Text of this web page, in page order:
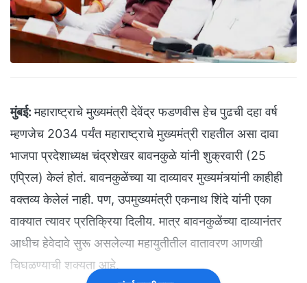
मुंबई: महाराष्ट्राचे मुख्यमंत्री देवेंद्र फडणवीस हेच पुढची दहा वर्ष
म्हणजेच 2034 पर्यंत महाराष्ट्राचे मुख्यमंत्री राहतील असा दावा
भाजपा प्रदेशाध्यक्ष चंद्रशेखर बावनकुळे यांनी शुक्रवारी (25
एप्रिल) केलं होतं. बावनकुळेंच्या या दाव्यावर मुख्यमंत्र्यांनी काहीही
वक्तव्य केलेलं नाही. पण, उपमुख्यमंत्री एकनाथ शिंदे यांनी एका
वाक्यात त्यावर प्रतिक्रिया दिलीय. मात्र बावनकुळेंच्या दाव्यानंतर
आधीच हेवेदावे सुरू असलेल्या महायुतीतील वातावरण आणखी
चिघळण्याची शक्यता आहे.